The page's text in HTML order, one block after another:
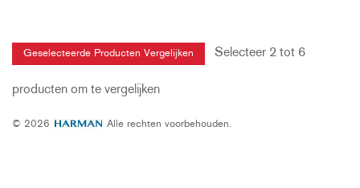
Selecteer 2 tot 6
producten om te vergelijken
© 2026 Alle rechten voorbehouden.